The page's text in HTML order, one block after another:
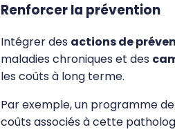
Renforcer la prévention
Intégrer des actions de
maladies chroniques et des
les coûts à long terme.
Par exemple, un programme
coûts associés à cette